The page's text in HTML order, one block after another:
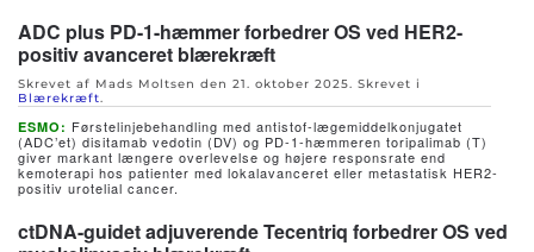
ADC plus PD-1-hæmmer forbedrer OS ved HER2-
positiv avanceret blærekræft
Skrevet af Mads Moltsen den 21. oktober 2025. Skrevet i
Blærekræft.
ESMO: Førstelinjebehandling med antistof-lægemiddelkonjugatet
(ADC’et) disitamab vedotin (DV) og PD-1-hæmmeren toripalimab (T)
giver markant længere overlevelse og højere responsrate end
kemoterapi hos patienter med lokalavanceret eller metastatisk HER2-
positiv urotelial cancer.
ctDNA-guidet adjuverende Tecentriq forbedrer OS ved